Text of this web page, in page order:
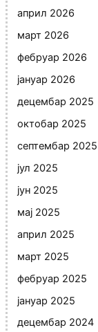
април 2026
март 2026
фебруар 2026
јануар 2026
децембар 2025
октобар 2025
септембар 2025
јул 2025
јун 2025
мај 2025
април 2025
март 2025
фебруар 2025
јануар 2025
децембар 2024